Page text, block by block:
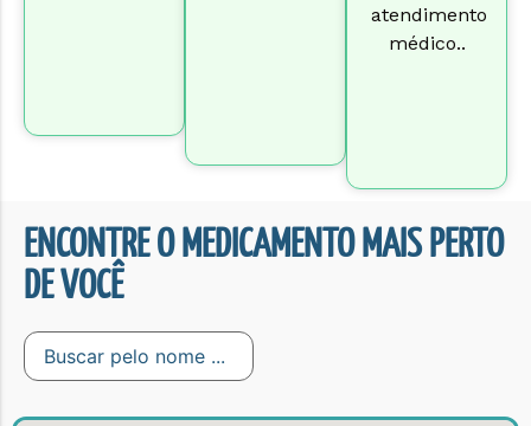
atendimento
médico..
ENCONTRE O MEDICAMENTO MAIS PERTO
DE VOCÊ